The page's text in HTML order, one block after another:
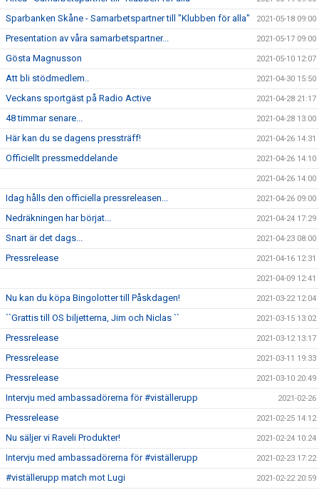
Sparbanken Skåne - Samarbetspartner till "Klubben för alla" 2021-05-18 09:00
Presentation av våra samarbetspartner... 2021-05-17 09:00
Gösta Magnusson 2021-05-10 12:07
Att bli stödmedlem.. 2021-04-30 15:50
Veckans sportgäst på Radio Active 2021-04-28 21:17
48 timmar senare... 2021-04-28 13:00
Här kan du se dagens pressträff! 2021-04-26 14:31
Officiellt pressmeddelande 2021-04-26 14:10
2021-04-26 14:00
Idag hålls den officiella pressreleasen... 2021-04-26 09:00
Nedräkningen har börjat... 2021-04-24 17:29
Snart är det dags... 2021-04-23 08:00
Pressrelease 2021-04-16 12:31
2021-04-09 12:41
Nu kan du köpa Bingolotter till Påskdagen! 2021-03-22 12:04
``Grattis till OS biljetterna, Jim och Niclas `` 2021-03-15 13:02
Pressrelease 2021-03-12 13:17
Pressrelease 2021-03-11 19:33
Pressrelease 2021-03-10 20:49
Intervju med ambassadörerna för #viställerupp 2021-02-26
Pressrelease 2021-02-25 14:12
Nu säljer vi Raveli Produkter! 2021-02-24 10:24
Intervju med ambassadörerna för #viställerupp 2021-02-23 17:22
#viställerupp match mot Lugi 2021-02-22 20:59